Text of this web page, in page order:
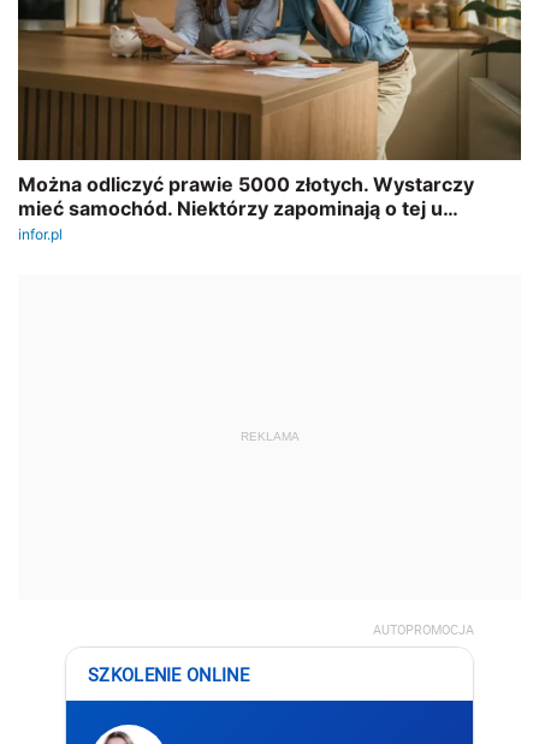
REKLAMA
AUTOPROMOCJA
SZKOLENIE ONLINE